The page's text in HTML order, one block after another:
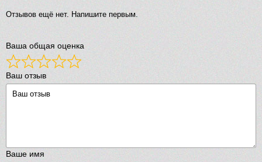
Отзывов ещё нет. Напишите первым.
Ваша общая оценка
Ваш отзыв
Ваше имя